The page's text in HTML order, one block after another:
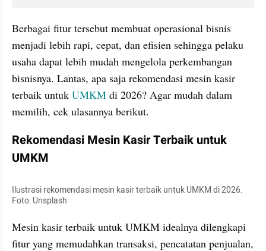
Berbagai fitur tersebut membuat operasional bisnis
menjadi lebih rapi, cepat, dan efisien sehingga pelaku
usaha dapat lebih mudah mengelola perkembangan
bisnisnya. Lantas, apa saja rekomendasi mesin kasir
terbaik untuk UMKM di 2026? Agar mudah dalam
memilih, cek ulasannya berikut.
Rekomendasi Mesin Kasir Terbaik untuk
UMKM
Ilustrasi rekomendasi mesin kasir terbaik untuk UMKM di 2026.
Foto: Unsplash
Mesin kasir terbaik untuk UMKM idealnya dilengkapi
fitur yang memudahkan transaksi, pencatatan penjualan,